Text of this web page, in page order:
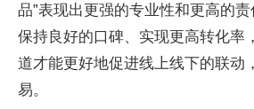
品”表现出更强的专业性和更高的
保持良好的口碑、实现更高转化率
道才能更好地促进线上线下的联动
易。